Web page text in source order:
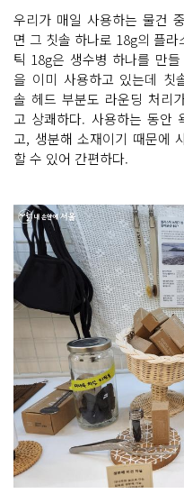
우리가 매일 사용하는 물건
면 그 칫솔 하나로 18g의 플
틱 18g은 생수병 하나를 만
을 이미 사용하고 있는데 칫
솔 헤드 부분도 라운딩 처리
고 상쾌하다. 사용하는 동안
고, 생분해 소재이기 때문에
할 수 있어 간편하다.